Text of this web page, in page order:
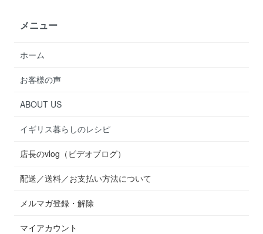
メニュー
ホーム
お客様の声
ABOUT US
イギリス暮らしのレシピ
店長のvlog（ビデオブログ）
配送／送料／お支払い方法について
メルマガ登録・解除
マイアカウント